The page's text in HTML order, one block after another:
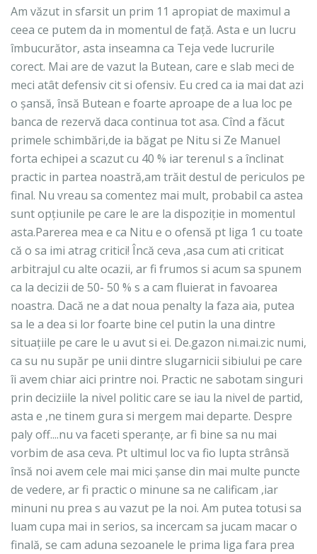
Am văzut in sfarsit un prim 11 apropiat de maximul a
ceea ce putem da in momentul de față. Asta e un lucru
îmbucurător, asta inseamna ca Teja vede lucrurile
corect. Mai are de vazut la Butean, care e slab meci de
meci atât defensiv cit si ofensiv. Eu cred ca ia mai dat azi
o șansă, însă Butean e foarte aproape de a lua loc pe
banca de rezervă daca continua tot asa. Cînd a făcut
primele schimbări,de ia băgat pe Nitu si Ze Manuel
forta echipei a scazut cu 40 % iar terenul s a înclinat
practic in partea noastră,am trăit destul de periculos pe
final. Nu vreau sa comentez mai mult, probabil ca astea
sunt opțiunile pe care le are la dispoziție in momentul
asta.Parerea mea e ca Nitu e o ofensă pt liga 1 cu toate
că o sa imi atrag critici! Încă ceva ,asa cum ati criticat
arbitrajul cu alte ocazii, ar fi frumos si acum sa spunem
ca la decizii de 50- 50 % s a cam fluierat in favoarea
noastra. Dacă ne a dat noua penalty la faza aia, putea
sa le a dea si lor foarte bine cel putin la una dintre
situațiile pe care le u avut si ei. De.gazon ni.mai.zic numi,
ca su nu supăr pe unii dintre slugarnicii sibiului pe care
îi avem chiar aici printre noi. Practic ne sabotam singuri
prin deciziile la nivel politic care se iau la nivel de partid,
asta e ,ne tinem gura si mergem mai departe. Despre
paly off....nu va faceti speranțe, ar fi bine sa nu mai
vorbim de asa ceva. Pt ultimul loc va fio lupta strânsă
însă noi avem cele mai mici șanse din mai multe puncte
de vedere, ar fi practic o minune sa ne calificam ,iar
minuni nu prea s au vazut pe la noi. Am putea totusi sa
luam cupa mai in serios, sa incercam sa jucam macar o
finală, se cam aduna sezoanele le prima liga fara prea